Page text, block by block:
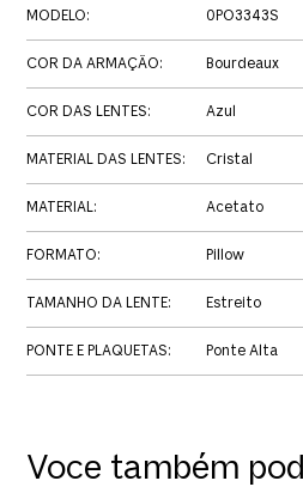
MODELO: 0PO3343S
COR DA ARMAÇÃO: Bourdeaux
COR DAS LENTES: Azul
MATERIAL DAS LENTES: Cristal
MATERIAL: Acetato
FORMATO: Pillow
TAMANHO DA LENTE: Estreito
PONTE E PLAQUETAS: Ponte Alta
Voce também